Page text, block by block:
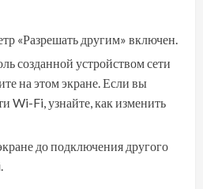
«Разрешать другим» включен.
созданной устройством сети
на этом экране. Если вы
Wi-Fi, узнайте, какизменить
до подключения другого